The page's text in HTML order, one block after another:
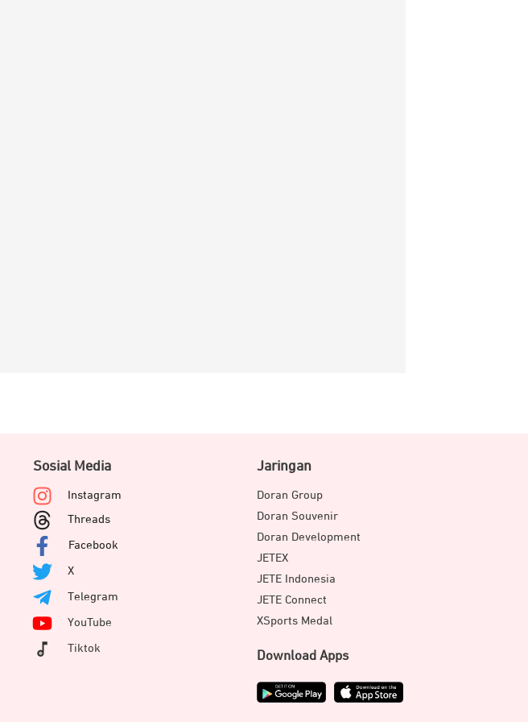
Sosial Media
Instagram
Threads
Facebook
X
Telegram
YouTube
Tiktok
Jaringan
Doran Group
Doran Souvenir
Doran Development
JETEX
JETE Indonesia
JETE Connect
XSports Medal
Download Apps